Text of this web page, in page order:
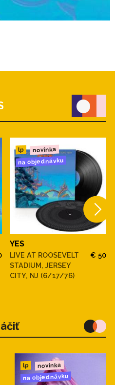
lp novinka
na objednávku
YES
LIVE AT ROOSEVELT
STADIUM, JERSEY
CITY, NJ (6/17/76)
€ 50
lp novinka
na objednávku